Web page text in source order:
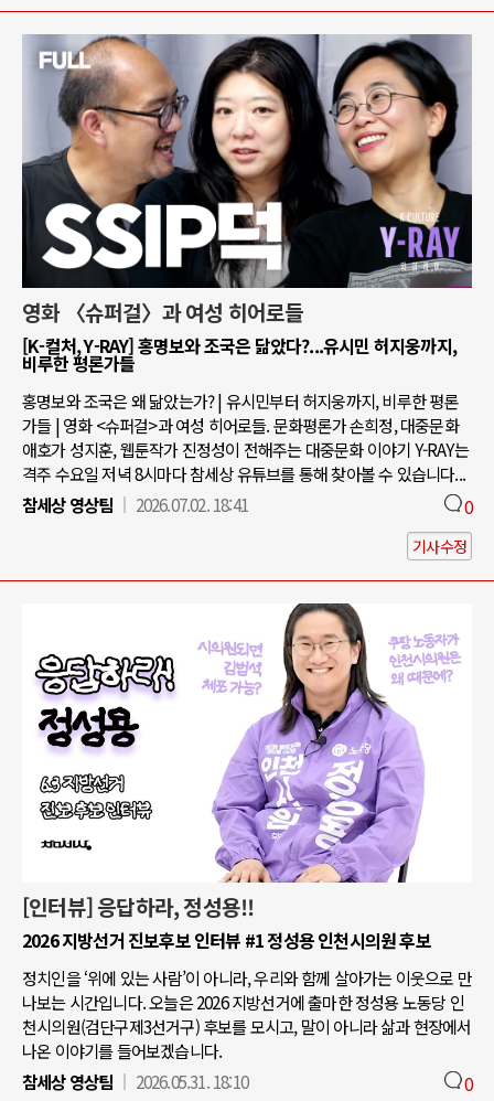
영화 〈슈퍼걸〉과 여성 히어로들
[K-컬처, Y-RAY] 홍명보와 조국은 닮았다?...유시민 허지웅까지,
비루한 평론가들
홍명보와 조국은 왜 닮았는가? | 유시민부터 허지웅까지, 비루한 평론
가들 | 영화 <슈퍼걸>과 여성 히어로들. 문화평론가 손희정, 대중문화
애호가 성지훈, 웹툰작가 진정성이 전해주는 대중문화 이야기 Y-RAY는
격주 수요일 저녁 8시마다 참세상 유튜브를 통해 찾아볼 수 있습니다...
참세상 영상팀
2026.07.02. 18:41 0
기사수정
[인터뷰] 응답하라, 정성용!!
2026 지방선거 진보후보 인터뷰 #1 정성용 인천시의원 후보
정치인을 ‘위에 있는 사람’이 아니라, 우리와 함께 살아가는 이웃으로 만
나보는 시간입니다. 오늘은 2026 지방선거에 출마한 정성용 노동당 인
천시의원(검단구제3선거구) 후보를 모시고, 말이 아니라 삶과 현장에서
나온 이야기를 들어보겠습니다.
참세상 영상팀
2026.05.31. 18:10 0